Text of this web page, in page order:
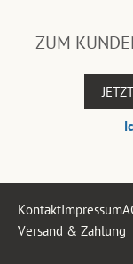
ZUM
KontaktImpressum
Versand & Zahlung